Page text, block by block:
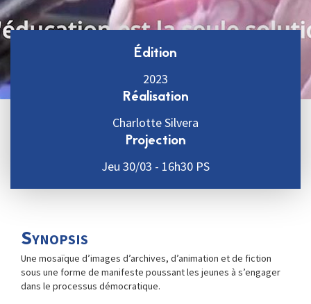
Édition
2023
Réalisation
Charlotte Silvera
Projection
Jeu 30/03 - 16h30 PS
Synopsis
Une mosaïque d’images d’archives, d’animation et de fiction
sous une forme de manifeste poussant les jeunes à s’engager
dans le processus démocratique.